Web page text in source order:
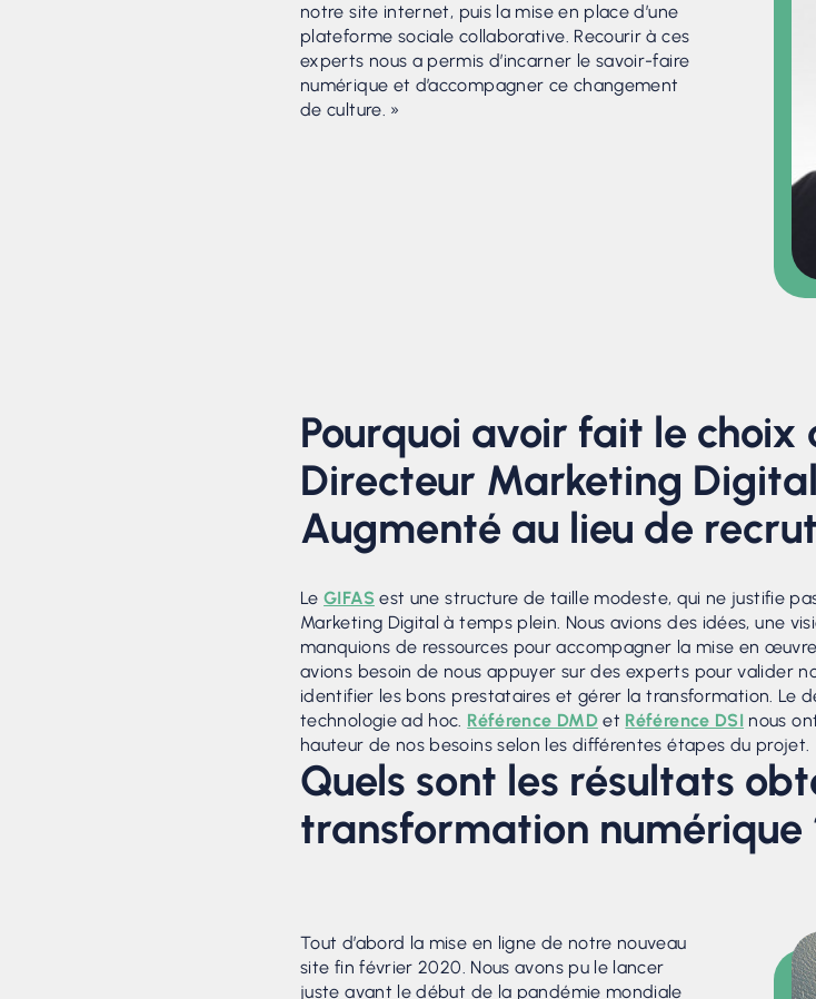
notre site internet, puis la mise en place d’une
plateforme sociale collaborative. Recourir à ces
experts nous a permis d’incarner le savoir-faire
numérique et d’accompagner ce changement
de culture. »
Pourquoi avoir fait le choix
Directeur Marketing
Augmenté au lieu de
LeGIFAS est une structure de taille modeste, qui ne justifie pas
Marketing Digital à temps plein. Nous avions des idées, une
manquions de ressources pour accompagner la mise en
avions besoin de nous appuyer sur des experts pour valider
identifier les bons prestataires et gérer la transformation. Le
technologie ad hoc. Référence DMDet Référence DSI nous
hauteur de nos besoins selon les différentes étapes du projet.
Quels sont les résultats
transformation numérique
Tout d’abord la mise en ligne de notre nouveau
site fin février 2020. Nous avons pu le lancer
juste avant le début de la pandémie mondiale